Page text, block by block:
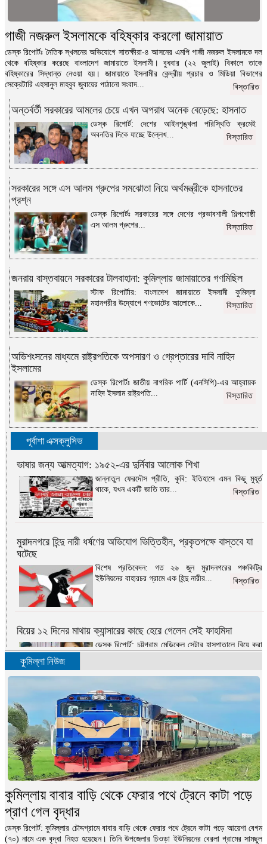
গাজী নজরুল ইসলামকে বহিষ্কার করলো জামায়াত
ডেস্ক রিপোর্টঃ নৈতিক স্খলনের অভিযোগে সাতক্ষীরা-৪ আসনের এমপি গাজী নজরুল ইসলামকে দল
থেকে বহিষ্কার করেছে বাংলাদেশ জামায়াতে ইসলামী। বুধবার (২২ জুলাই) বিকালে তাকে
বহিষ্কারের সিদ্ধান্ত নেওয়া হয়। জামায়াতে ইসলামীর কেন্দ্রীয় প্রচার ও মিডিয়া বিভাগের
সেক্রেটারি এহসানুল মাহবুব জুবায়ের পাঠানো সংবাদ...
বিস্তারিত
অন্তর্বর্তী সরকারের আমলের চেয়ে এখন অপরাধ অনেক বেড়েছে: হাসনাত
ডেস্ক রিপোর্ট: দেশের আইনশৃঙ্খলা পরিস্থিতি ক্রমেই
অবনতির দিকে যাচ্ছে উল্লেখ...
বিস্তারিত
সরকারের সঙ্গে এস আলম গ্রুপের সমঝোতা নিয়ে অর্থমন্ত্রীকে হাসনাতের
প্রশ্ন
ডেস্ক রিপোর্টঃ সরকারের সঙ্গে দেশের প্রভাবশালী শিল্পগোষ্ঠী
এস আলম গ্রুপের...
বিস্তারিত
জনরায় বাস্তবায়নে সরকারের টালবাহানা: কুমিল্লায় জামায়াতের গণমিছিল
স্টাফ রিপোর্টার: বাংলাদেশ জামায়াতে ইসলামী কুমিল্লা
মহানগরীর উদ্যোগে গণভোটের আলোকে...
বিস্তারিত
অভিশংসনের মাধ্যমে রাষ্ট্রপতিকে অপসারণ ও গ্রেপ্তারের দাবি নাহিদ
ইসলামের
ডেস্ক রিপোর্টঃ জাতীয় নাগরিক পার্টি (এনসিপি)-এর আহ্বায়ক
নাহিদ ইসলাম রাষ্ট্রপতি...
বিস্তারিত
পূর্বাশা এক্সক্লুসিভ
ভাষার জন্য আত্মত্যাগ: ১৯৫২-এর দুর্নিবার আলোক শিখা
জান্নাতুল ফেরদৌস প্রীতি, কুবি: ইতিহাসে এমন কিছু মুহূর্ত
থাকে, যখন একটি জাতি তার...
বিস্তারিত
মুরাদনগরে হিন্দু নারী ধর্ষণের অভিযোগ ভিত্তিহীন, প্রকৃতপক্ষে বাস্তবে যা
ঘটেছে
বিশেষ প্রতিবেদন: গত ২৬ জুন মুরাদনগরের পঞ্চকিট্রি
ইউনিয়নের বাহারচর গ্রামে এক হিন্দু নারীর...
বিস্তারিত
বিয়ের ১২ দিনের মাথায় ক্যান্সারের কাছে হেরে গেলেন সেই ফাহমিদা
ডেস্ক রিপোর্ট: চট্টগ্রাম মেডিকেল সেন্টার হাসপাতালে বিয়ে করা
এবার স্বাধীনতার সংগ্রাম
মোহাম্মদ ওমর ফারুক দেওয়ান: ‘এবার স্বাধীনতার
সংগ্রাম’-১৯৭১ সালের ৮ই মার্চের দৈনিক সংবাদ পত্রিকার...
বিস্তারিত
নিজ বাসায় বসে এইচএসসি পরীক্ষা দিলেন পৌর মেয়র !
ডেস্ক রিপোর্ট: শুক্রবার (২৪ ডিসেম্বর) নিজ বাসায় পরীক্ষার
কুমিল্লা নিউজ
কুমিল্লায় বাবার বাড়ি থেকে ফেরার পথে ট্রেনে কাটা পড়ে
প্রাণ গেল বৃদ্ধার
ডেস্ক রিপোর্ট: কুমিল্লার চৌদ্দগ্রামে বাবার বাড়ি থেকে ফেরার পথে ট্রেনে কাটা পড়ে আয়েশা বেগম
(৭০) নামে এক বৃদ্ধা নিহত হয়েছেন। তিনি উপজেলার চিওড়া ইউনিয়নের বেরলা গ্রামের সামছুল